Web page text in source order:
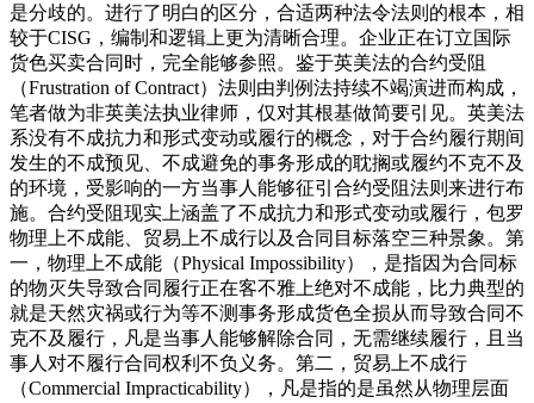
是分歧的。进行了明白的区分，合适两种法令法则的根本，相
较于CISG，编制和逻辑上更为清晰合理。企业正在订立国际
货色买卖合同时，完全能够参照。鉴于英美法的合约受阻
（Frustration of Contract）法则由判例法持续不竭演进而构成，
笔者做为非英美法执业律师，仅对其根基做简要引见。英美法
系没有不成抗力和形式变动或履行的概念，对于合约履行期间
发生的不成预见、不成避免的事务形成的耽搁或履约不克不及
的环境，受影响的一方当事人能够征引合约受阻法则来进行布
施。合约受阻现实上涵盖了不成抗力和形式变动或履行，包罗
物理上不成能、贸易上不成行以及合同目标落空三种景象。第
一，物理上不成能（Physical Impossibility），是指因为合同标
的物灭失导致合同履行正在客不雅上绝对不成能，比力典型的
就是天然灾祸或行为等不测事务形成货色全损从而导致合同不
克不及履行，凡是当事人能够解除合同，无需继续履行，且当
事人对不履行合同权利不负义务。第二，贸易上不成行
（Commercial Impracticability），凡是指的是虽然从物理层面